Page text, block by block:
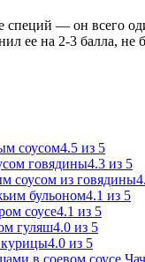
специй — он всего
ее на 2-3 балла,
соусом4.5 из 5
говядины4.3 из 5
соусом из говядины
бульоном4.1 из 5
соусе4.1 из 5
гуляш4.0 из 5
4.0 из 5
в соевом соусе